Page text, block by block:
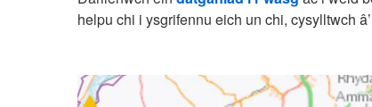
helpu chi i ysgrifennu eich un chi, cysylltwch